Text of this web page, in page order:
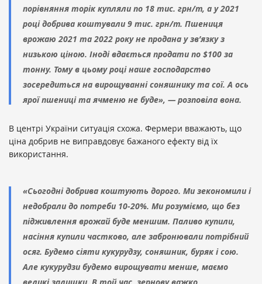
порівняння торік купляли по 18 тис. грн/т, а у 2021
році добрива коштували 9 тис. грн/т. Пшениця
врожаю 2021 та 2022 року не продана у зв’язку з
низькою ціною. Іноді вдається продати по $100 за
тонну. Тому в цьому році наше господарство
зосередиться на вирощуванні соняшнику та сої. А ось
ярої пшениці та ячменю не буде», — розповіла вона.
В центрі України ситуація схожа. Фермери вважають, що
ціна добрив не виправдовує бажаного ефекту від їх
використання.
«Сьогодні добрива коштують дорого. Ми зекономили і
недобрали до потреби 10-20%. Ми розуміємо, що без
підживлення врожай буде меншим. Паливо купили,
насіння купили частково, але забронювали потрібний
осяг. Будемо сіяти кукурудзу, соняшник, буряк і сою.
Але кукурудзи будемо вирощувати менше, маємо